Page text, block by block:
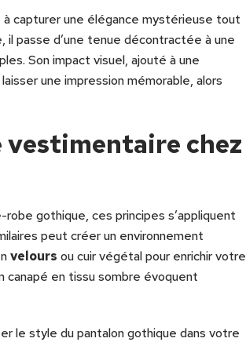
à capturer une élégance mystérieuse tout
passe d’une tenue décontractée à une
Son impact visuel, ajouté à une
une impression mémorable, alors
chez
gothique, ces principes s’appliquent
peut créer un environnement
velours ou cuir végétal pour enrichir votre
canapé en tissu sombre évoquent
le style du pantalon gothique dans votre